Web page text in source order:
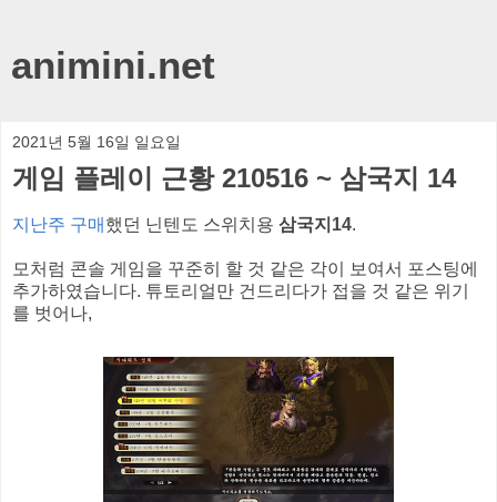
animini.net
2021년 5월 16일 일요일
게임 플레이 근황 210516 ~ 삼국지 14
지난주 구매 했던 닌텐도 스위치용 삼국지14.
모처럼 콘솔 게임을 꾸준히 할 것 같은 각이 보여서 포스팅에
추가하였습니다. 튜토리얼만 건드리다가 접을 것 같은 위기
를 벗어나,